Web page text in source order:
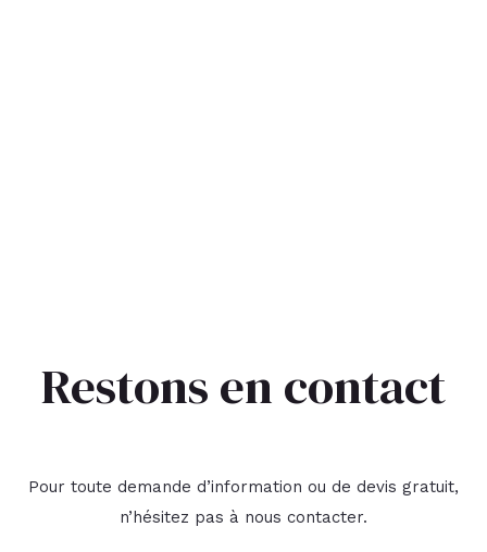
Restons en contact
Pour toute demande d’information ou de devis gratuit,
n’hésitez pas à nous contacter.